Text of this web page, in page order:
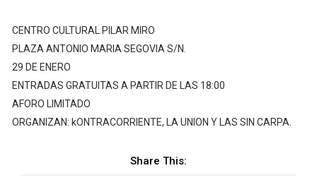
CENTRO CULTURAL PILAR MIRO
PLAZA ANTONIO MARIA SEGOVIA S/N.
29 DE ENERO
ENTRADAS GRATUITAS A PARTIR DE LAS 18:00
AFORO LIMITADO
ORGANIZAN: kONTRACORRIENTE, LA UNION Y LAS SIN CARPA.
Share This: